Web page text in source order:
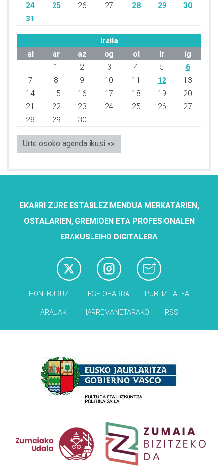
24
25 26 27 28 29
30
31
Iraila
al
ar az og ol lr
ig
1
2 3 4 5
6
7
8 9 10 11 12
13
14
15 16 17 18 19
20
21
22 23 24 25 26
27
28
29 30
Urte osoko agenda ikusi »»
EKARRI ZURE ESTABLEZIMENDUA MERKATARIEN,
OSTALARIEN, GREMIOEN ETA PROFESIONALEN
ERAKUSLEIHO DIGITALERA
HONI BURUZ LEGE OHARRA PUBLIZITATEA
ARAUAK HARREMANETARAKO RSS